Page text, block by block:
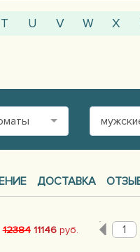
T U V W X
ДОСТАВКА
12384 11146руб.